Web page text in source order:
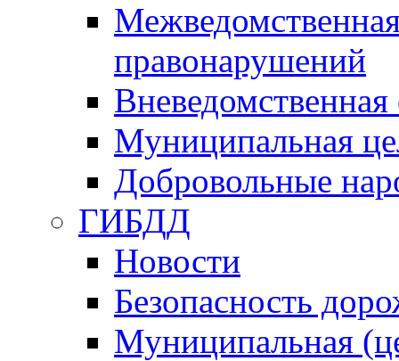
правонарушений
Вневедомственная
Муниципальная
Добровольные
ГИБДД
Новости
Безопасность
Муниципальная